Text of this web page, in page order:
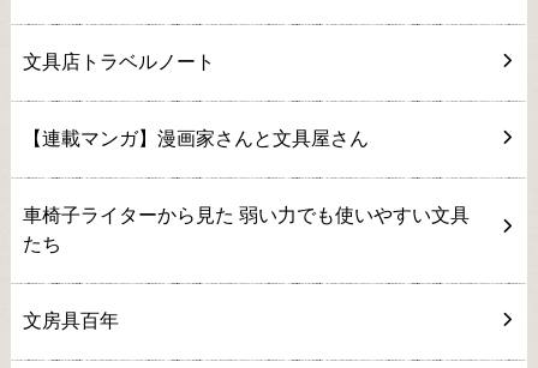
文具店トラベルノート
【連載マンガ】漫画家さんと文具屋さん
車椅子ライターから見た 弱い力でも使いやすい文具
たち
文房具百年